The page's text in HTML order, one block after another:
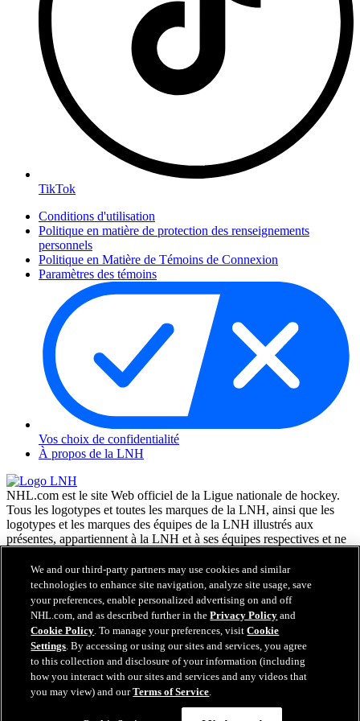
TikTok
Conditions d'utilisation
Politique en matière de protection des renseignements
personnels
Politique en Matière de Témoins de Connexion
Paramètres des témoins
Vos choix de confidentialité
À propos de la LNH
NHL.com est le site Web officiel de la Ligue nationale de hockey.
Tous les logotypes et toutes les marques de la LNH, ainsi que les
logotypes et les marques des équipes de la LNH illustrés aux
présentes, appartiennent à la LNH et à ses équipes respectives et ne
Enterprises, L.P. © LNH 2026. Tous droits réservés. Tous les
chandails d'équipe de la LNH personnalisés avec les noms des
joueurs de la LNH et leurs numéros sont officiellement sous license
de la LNH et de l'AJLNH. Le mot servant de marque Zamboni et la
configuration de la surfaceuse Zamboni sont des marques de
commerce déposées de Frank J. Zamboni & Co., Inc. © Frank J.
Zamboni & Co., Inc. 2026. Tous droits réservés. Toute autre marque
déposée ou tout droit d'auteur d'une tierce partie sont la propriété de
leurs auteurs respectifs. Tous droits réservés.
We and our third-party partners may use cookies and similar
technologies to enhance site navigation, analyze site usage, save
your preferences, enable personalized advertising on and off
NHL.com, and as described further in thePrivacy Policy and
Cookie Policy. To manage your preferences, visitCookie
Settings. By accessing or using our sites and services, you agree
to this collection and disclosure of your information (including
how you interact with our sites and services and any videos that
you may view) and ourTerms of Service.